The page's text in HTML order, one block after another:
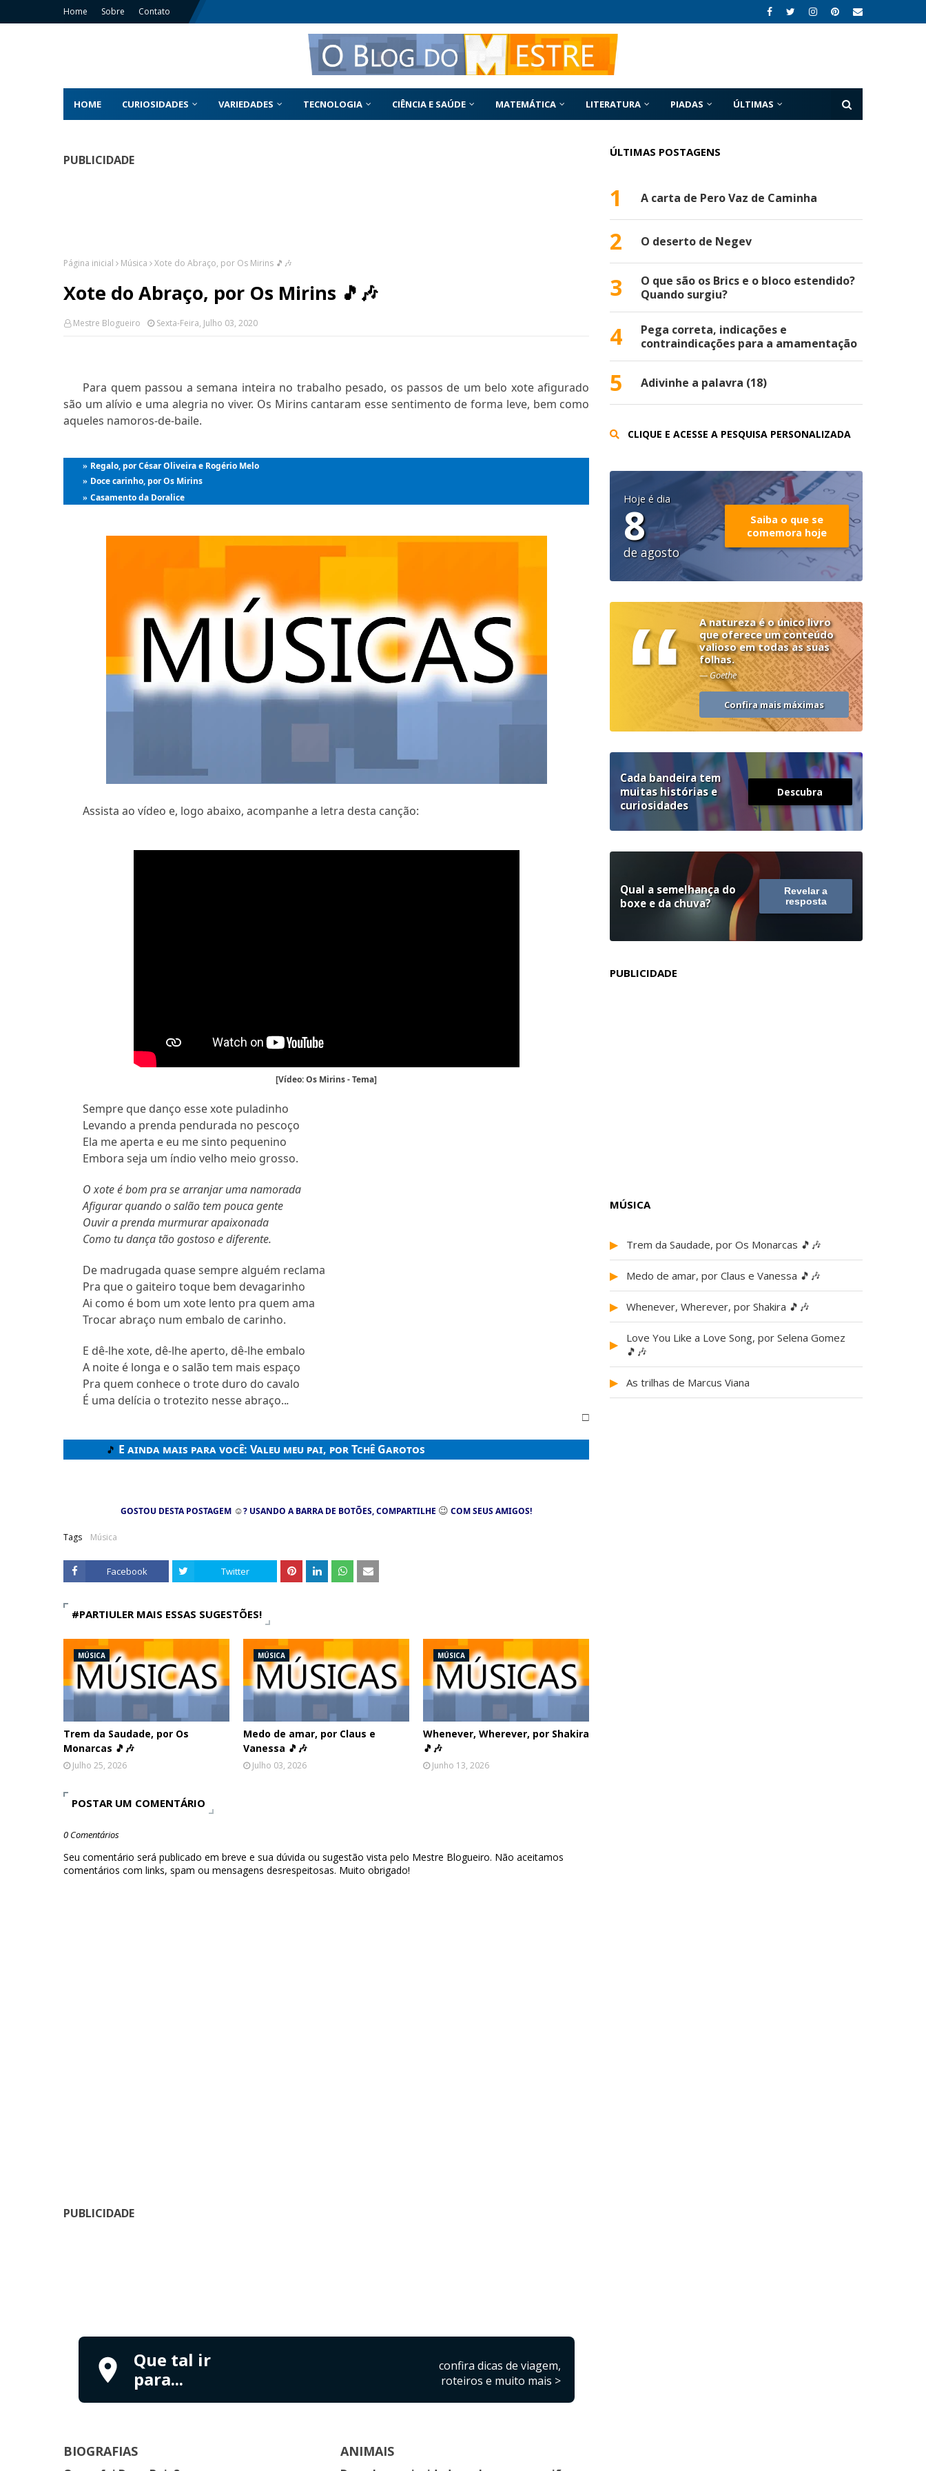
Home Sobre Contato
HOME CURIOSIDADES VARIEDADES TECNOLOGIA CIÊNCIA E SAÚDE MATEMÁTICA LITERATURA PIADAS ÚLTIMAS
PUBLICIDADE
Página inicial Música Xote do Abraço, por Os Mirins 🎵🎶
Xote do Abraço, por Os Mirins 🎵🎶
Mestre Blogueiro Sexta-Feira, Julho 03, 2020
Para quem passou a semana inteira no trabalho pesado, os passos de um belo xote afigurado
são um alívio e uma alegria no viver. Os Mirins cantaram esse sentimento de forma leve, bem como
aqueles namoros-de-baile.
» Regalo, por César Oliveira e Rogério Melo
» Doce carinho, por Os Mirins
» Casamento da Doralice
Assista ao vídeo e, logo abaixo, acompanhe a letra desta canção:
[Vídeo: Os Mirins - Tema]
Sempre que danço esse xote puladinho
Levando a prenda pendurada no pescoço
Ela me aperta e eu me sinto pequenino
Embora seja um índio velho meio grosso.
O xote é bom pra se arranjar uma namorada
Afigurar quando o salão tem pouca gente
Ouvir a prenda murmurar apaixonada
Como tu dança tão gostoso e diferente.
De madrugada quase sempre alguém reclama
Pra que o gaiteiro toque bem devagarinho
Ai como é bom um xote lento pra quem ama
Trocar abraço num embalo de carinho.
E dê-lhe xote, dê-lhe aperto, dê-lhe embalo
A noite é longa e o salão tem mais espaço
Pra quem conhece o trote duro do cavalo
É uma delícia o trotezito nesse abraço...
□
🎵 E ainda mais para você: Valeu meu pai, por Tchê Garotos
GOSTOU DESTA POSTAGEM ☺? USANDO A BARRA DE BOTÕES, COMPARTILHE 😉 COM SEUS AMIGOS!
Tags Música
Facebook Twitter
#PARTIULER MAIS ESSAS SUGESTÕES!
MÚSICA
Trem da Saudade, por Os
Monarcas 🎵🎶
Julho 25, 2026
MÚSICA
Medo de amar, por Claus e
Vanessa 🎵🎶
Julho 03, 2026
MÚSICA
Whenever, Wherever, por Shakira
🎵🎶
Junho 13, 2026
POSTAR UM COMENTÁRIO
0 Comentários
Seu comentário será publicado em breve e sua dúvida ou sugestão vista pelo Mestre Blogueiro. Não aceitamos
comentários com links, spam ou mensagens desrespeitosas. Muito obrigado!
PUBLICIDADE
Que tal ir
para...
confira dicas de viagem,
roteiros e muito mais >
BIOGRAFIAS ANIMAIS
ÚLTIMAS POSTAGENS
1 A carta de Pero Vaz de Caminha
2 O deserto de Negev
3
O que são os Brics e o bloco estendido?
Quando surgiu?
4
Pega correta, indicações e
contraindicações para a amamentação
5 Adivinhe a palavra (18)
CLIQUE E ACESSE A PESQUISA PERSONALIZADA
Hoje é dia
8
de agosto
Saiba o que se
comemora hoje
“
A natureza é o único livro
que oferece um conteúdo
valioso em todas as suas
folhas.
— Goethe
Confira mais máximas
Cada bandeira tem
muitas histórias e
curiosidades
Descubra
Qual a semelhança do
boxe e da chuva?
Revelar a
resposta
PUBLICIDADE
MÚSICA
▶ Trem da Saudade, por Os Monarcas 🎵🎶
▶ Medo de amar, por Claus e Vanessa 🎵🎶
▶ Whenever, Wherever, por Shakira 🎵🎶
▶
Love You Like a Love Song, por Selena Gomez
🎵🎶
▶ As trilhas de Marcus Viana